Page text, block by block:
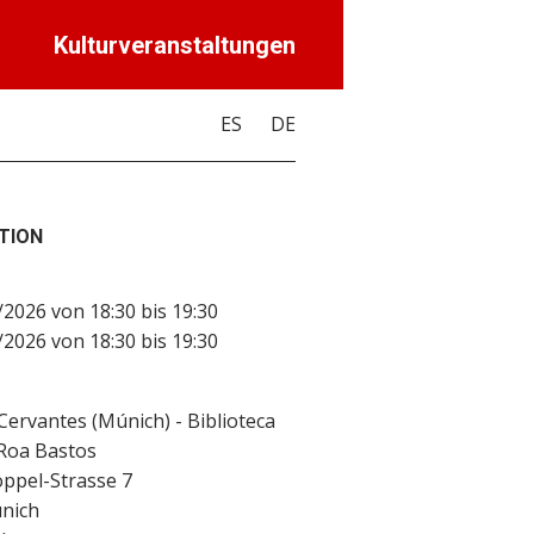
Kulturveranstaltungen
ES DE
von 18:30 bis 19:30
von 18:30 bis 19:30
(Múnich) - Biblioteca
Bastos
Strasse 7